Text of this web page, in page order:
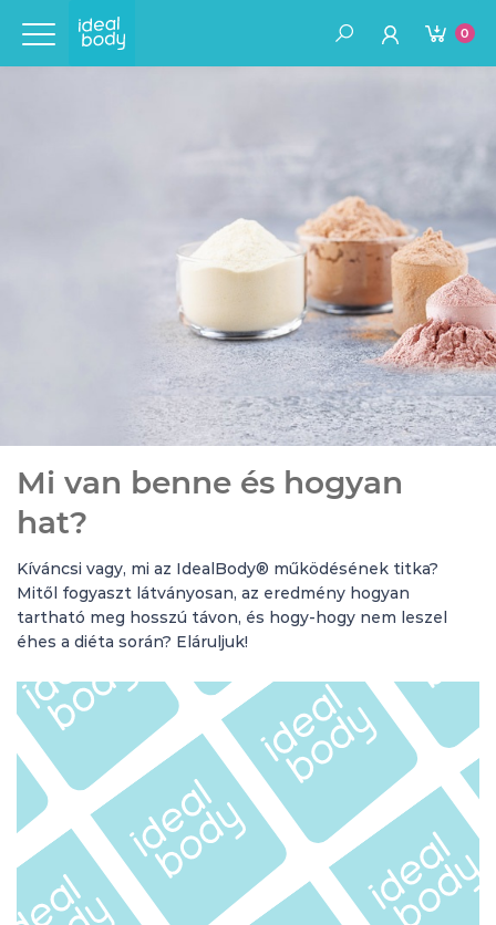
0
Mi van benne és hogyan
hat?
Kíváncsi vagy, mi az IdealBody® működésének titka?
Mitől fogyaszt látványosan, az eredmény hogyan
tartható meg hosszú távon, és hogy-hogy nem leszel
éhes a diéta során? Eláruljuk!